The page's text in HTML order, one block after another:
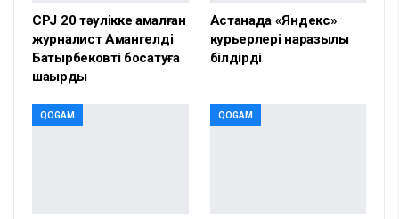
CPJ 20 тәулікке қамалған
журналист Амангелді
Батырбековті босатуға
шақырды
Астанада «Яндекс»
курьерлері наразылық
білдірді
QOGAM QOGAM